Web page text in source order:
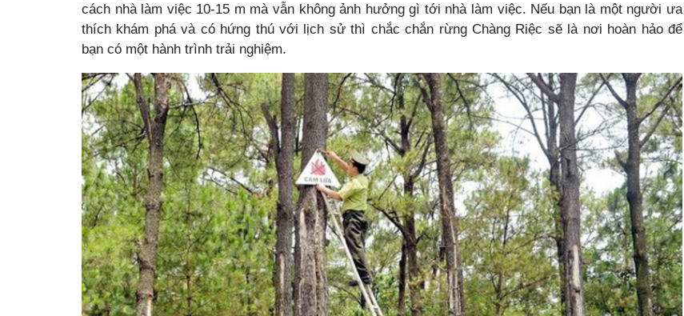
cách nhà làm việc 10-15 m mà vẫn không ảnh hưởng gì tới nhà làm việc. Nếu bạn là một người ưa
thích khám phá và có hứng thú với lịch sử thì chắc chắn rừng Chàng Riệc sẽ là nơi hoàn hảo để
bạn có một hành trình trải nghiệm.